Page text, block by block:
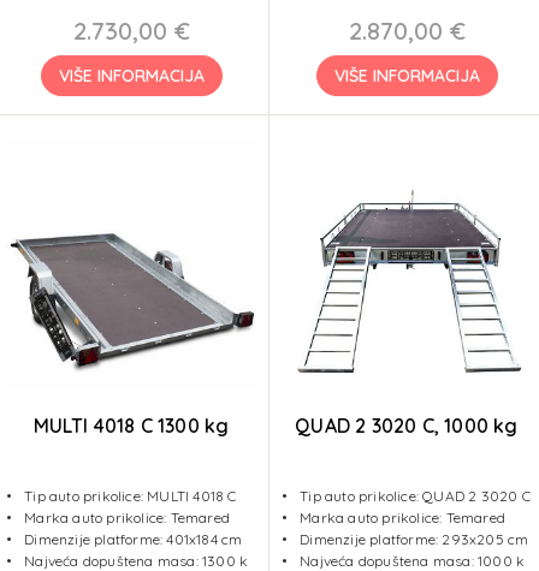
2.730,00 €
VIŠE INFORMACIJA
2.870,00 €
VIŠE INFORMACIJA
MULTI 4018 C 1300 kg
Tip auto prikolice: MULTI 4018 C
Marka auto prikolice: Temared
Dimenzije platforme: 401x184 cm
Najveća dopuštena masa: 1300 k
QUAD 2 3020 C, 1000 kg
Tip auto prikolice: QUAD 2 3020 C
Marka auto prikolice: Temared
Dimenzije platforme: 293x205 cm
Najveća dopuštena masa: 1000 k